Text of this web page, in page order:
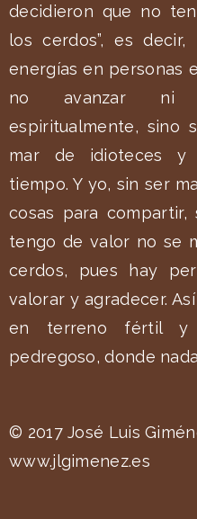
decidieron que no
los cerdos”, es
energías en personas
no avanzar ni
espiritualmente, sino
mar de idioteces y
tiempo. Y yo, sin ser
cosas para
tengo de valor no se
cerdos, pues hay
valorar y agradecer.
en terreno fértil y
pedregoso, donde
© 2017 José Luis
www.jlgimenez.es